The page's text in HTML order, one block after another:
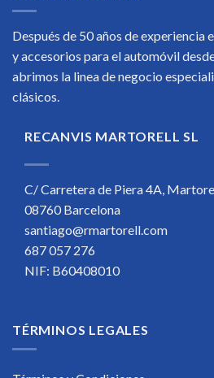
Después de 50 años de experiencia
y accesorios para el automóvil
abrimos la linea de negocio
clásicos.
RECANVIS MARTORELL SL
C/ Carretera de Piera 4A,
08760 Barcelona
santiago@rmartorell.com
687 057 276
NIF: B60408010
TÉRMINOS LEGALES